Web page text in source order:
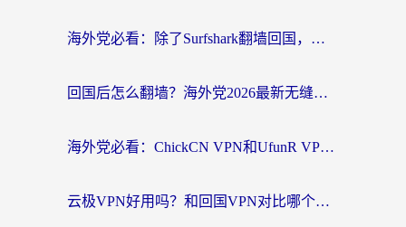
海外党必看：除了Surfshark翻墙回国，这些加速器选择技巧你真的懂吗？
回国后怎么翻墙？海外党2026最新无缝访问国内资源全攻略（附对比实测）
海外党必看：ChickCN VPN和UfunR VPN对比哪个回国效果更好？附实用选择指南
云极VPN好用吗？和回国VPN对比哪个回国效果更好？海外党亲测避坑指南